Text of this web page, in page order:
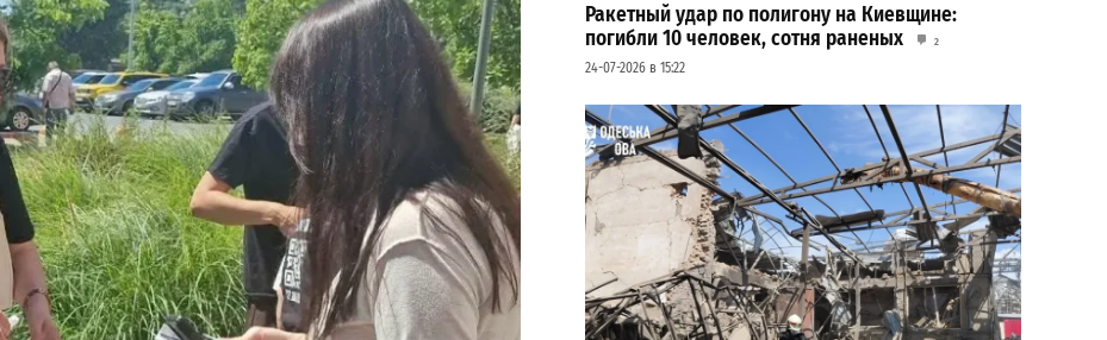
Ракетный удар по полигону на Киевщине:
погибли 10 человек, сотня раненых
2
24-07-2026 в 15:22